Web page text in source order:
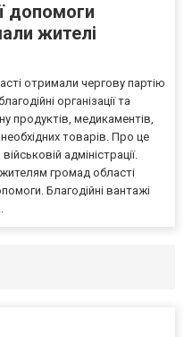
допомоги
жителі
отримали чергову партію
організації та
продуктів, медикаментів,
необхідних товарів. Про це
адміністрації.
громад області
Благодійні вантажі